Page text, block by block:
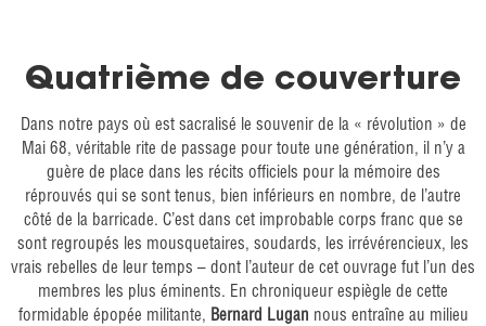
Quatrième de couverture
Dans notre pays où est sacralisé le souvenir de la « révolution » de
Mai 68, véritable rite de passage pour toute une génération, il n’y a
guère de place dans les récits officiels pour la mémoire des
réprouvés qui se sont tenus, bien inférieurs en nombre, de l’autre
côté de la barricade. C’est dans cet improbable corps franc que se
sont regroupés les mousquetaires, soudards, les irrévérencieux, les
vrais rebelles de leur temps – dont l’auteur de cet ouvrage fut l’un des
membres les plus éminents. En chroniqueur espiègle de cette
formidable épopée militante, Bernard Lugan nous entraîne au milieu